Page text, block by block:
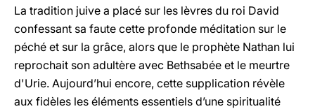
La tradition juive a placé sur les lèvres du roi David
confessant sa faute cette profonde méditation sur le
péché et sur la grâce, alors que le prophète Nathan lui
reprochait son adultère avec Bethsabée et le meurtre
d'Urie. Aujourd’hui encore, cette supplication révèle
aux fidèles les éléments essentiels d’une spiritualité